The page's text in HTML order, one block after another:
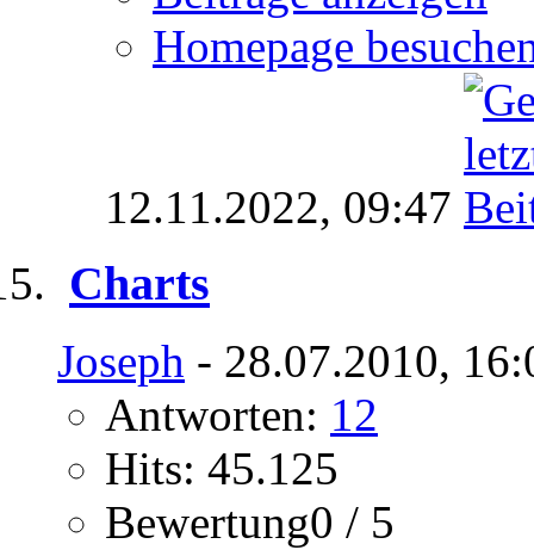
Homepage
12.11.2022, 09:47
Charts
Joseph - 28.07.2010,
Antworten: 12
Hits: 45.125
Bewertung0 / 5